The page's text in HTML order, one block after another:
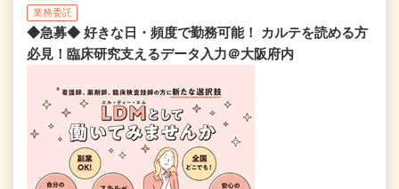
業務委託
◆急募◆ 好きな日・頻度で勤務可能！ カルテを読める方
必見！臨床研究支えるデータ入力＠大阪府内